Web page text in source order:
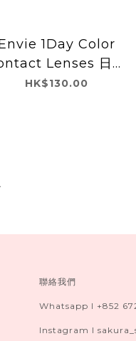
1Day Color
Lenses 日本
每日即棄有色隱
HK$130.00
聯絡我們
Whatsapp I +852
Instagram I